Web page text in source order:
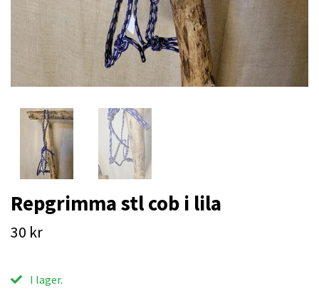
Repgrimma stl cob i lila
30 kr
I lager.